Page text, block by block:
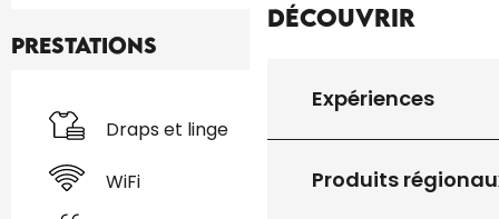
Découvrir
Expériences
Produits
Prestations
Draps et linge
WiFi